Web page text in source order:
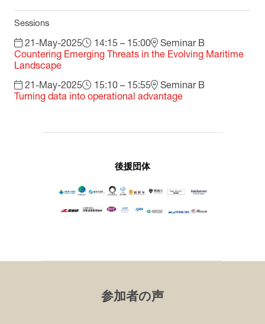
Sessions
21-May-2025 14:15 – 15:00
Seminar B
Countering Emerging Threats in the Evolving Maritime
Landscape
21-May-2025 15:10 – 15:55
Seminar B
Turning data into operational advantage
後援団体
参加者の声